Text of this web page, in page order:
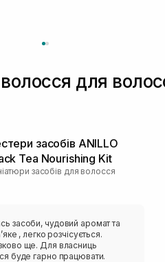
для
засобів ANILLO
Tea Nourishing Kit
засобів для волосся
засоби, чудовий аромат та
, легко розчісується.
власниць
буде гарно працювати.